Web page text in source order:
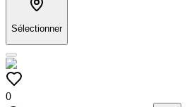
Sélectionner
0